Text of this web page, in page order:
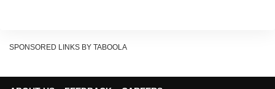
के कुल वजन में आठ यात्रियों के बराबर का वजन जुड़ जाता है.
पिगमेंट्स होते हैं. इसलिए जितने भी विमान होते हैं, वो या तो सफेद या
SPONSORED LINKS BY TABOOLA